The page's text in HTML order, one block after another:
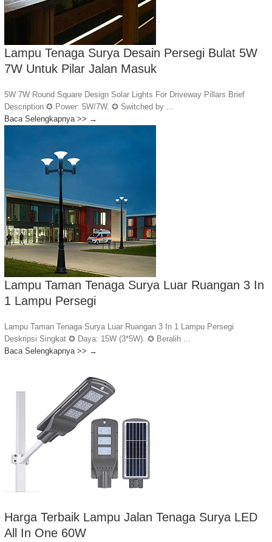
Lampu Tenaga Surya Desain Persegi Bulat 5W
7W Untuk Pilar Jalan Masuk
5W 7W Round Square Design Solar Lights For Driveway Pillars Brief
Description ✪ Power: 5W/7W. ✪ Switched by ...
Baca Selengkapnya >> →
Lampu Taman Tenaga Surya Luar Ruangan 3 In
1 Lampu Persegi
Lampu Taman Tenaga Surya Luar Ruangan 3 In 1 Lampu Persegi
Deskripsi Singkat ✪ Daya: 15W (3*5W). ✪ Beralih ...
Baca Selengkapnya >> →
Harga Terbaik Lampu Jalan Tenaga Surya LED
All In One 60W